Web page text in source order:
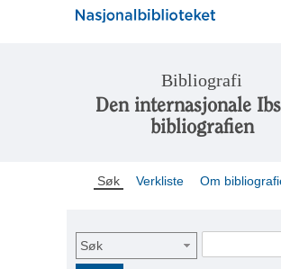
Bibliografi
Den internasjonale
bibliografien
Søk Verkliste Om
Søk